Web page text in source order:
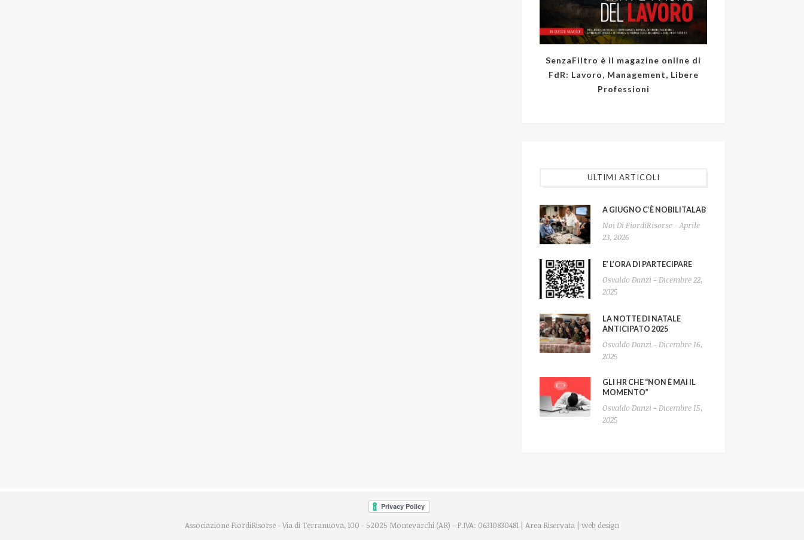
SenzaFiltro è il magazine online di
FdR: Lavoro, Management, Libere
Professioni
ULTIMI ARTICOLI
A GIUGNO C’È NOBILITALAB
Noi Di FiordiRisorse - Aprile
23, 2026
E’ L’ORA DI PARTECIPARE
Osvaldo Danzi - Dicembre 22,
2025
LA NOTTE DI NATALE
ANTICIPATO 2025
Osvaldo Danzi - Dicembre 16,
2025
GLI HR CHE “NON È MAI IL
MOMENTO”
Osvaldo Danzi - Dicembre 15,
2025
Associazione FiordiRisorse - Via di Terranuova, 100 - 52025 Montevarchi (AR) - P.IVA: 06310830481 | Area Riservata | web design